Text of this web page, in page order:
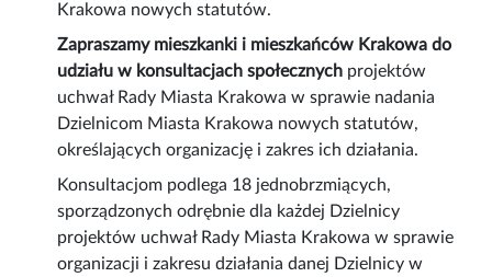
Krakowa nowych statutów.
Zapraszamy mieszkanki i mieszkańców Krakowa do
udziału w konsultacjach społecznych projektów
uchwał Rady Miasta Krakowa w sprawie nadania
Dzielnicom Miasta Krakowa nowych statutów,
określających organizację i zakres ich działania.
Konsultacjom podlega 18 jednobrzmiących,
sporządzonych odrębnie dla każdej Dzielnicy
projektów uchwał Rady Miasta Krakowa w sprawie
organizacji i zakresu działania danej Dzielnicy w